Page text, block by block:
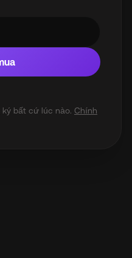
bất cứ lúc nào. Chính